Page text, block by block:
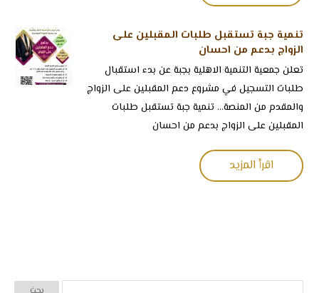
تنمية جبة تستقبل طلبات المقبلين على
الزواج بدعم من احسان
تعلن جمعية التنمية الاهلية بجبة عن بدء استقبال
طلبات التسجيل في مشروع دعم المقبلين على الزواج
والمقدم من المنصة... تنمية جبة تستقبل طلبات
المقبلين على الزواج بدعم من احسان
اقرأ المزيد